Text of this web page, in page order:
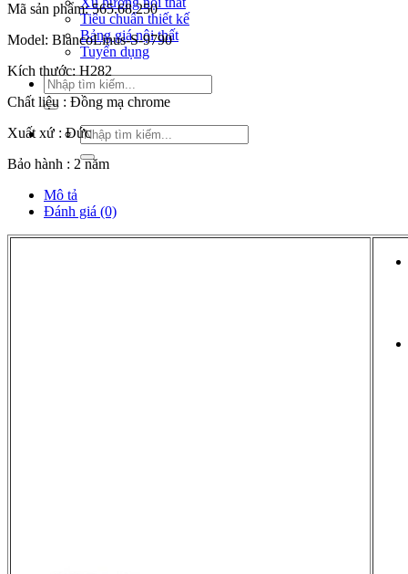
Tiêu chuẩn thiết kế
Bảng giá nội thất
Tuyển dụng
Tìm
kiếm:
Tìm
kiếm:
Mã sản phẩm: 565.68.250
Model: BlancoLinus-S-9790
Kích thước: H282
Chất liệu : Đồng mạ chrome
Xuất xứ : Đức
Bảo hành : 2 năm
Mô tả
Đánh giá (0)